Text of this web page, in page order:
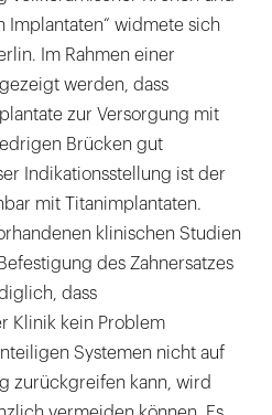
Implantaten“ widmete sich
Im Rahmen einer
werden, dass
zur Versorgung mit
Brücken gut
Indikationsstellung ist der
mit Titanimplantaten.
klinischen Studien
des Zahnersatzes
dass
Klinik kein Problem
Systemen nicht auf
zurückgreifen kann, wird